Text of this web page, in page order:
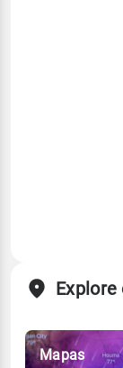
Mapas